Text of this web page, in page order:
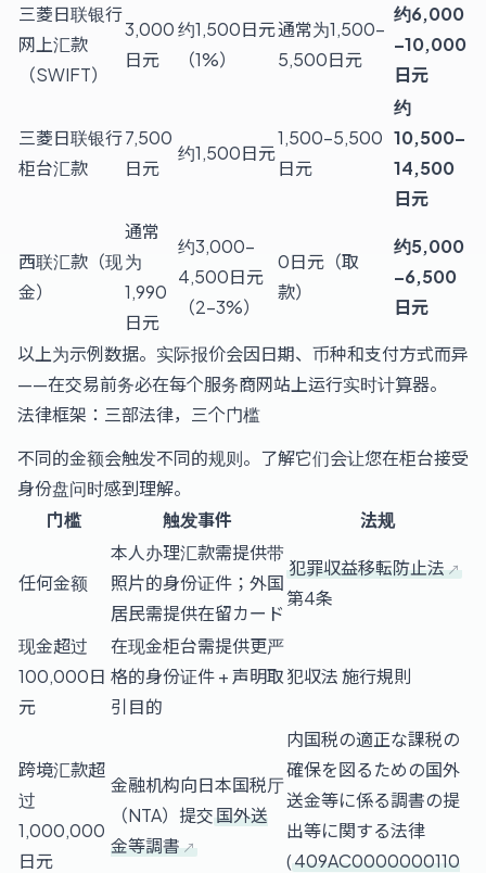
三菱日联银行
网上汇款
（SWIFT）
3,000
日元
约1,500日元
（1%）
通常为1,500–
5,500日元
约6,000
–10,000
日元
三菱日联银行
柜台汇款
7,500
日元
约1,500日元
1,500–5,500
日元
约
10,500–
14,500
日元
西联汇款（现
金）
通常
为
1,990
日元
约3,000–
4,500日元
（2–3%）
0日元（取
款）
约5,000
–6,500
日元
以上为示例数据。实际报价会因日期、币种和支付方式而异
——在交易前务必在每个服务商网站上运行实时计算器。
法律框架：三部法律，三个门槛
不同的金额会触发不同的规则。了解它们会让您在柜台接受
身份盘问时感到理解。
门槛
触发事件 法规
任何金额
本人办理汇款需提供带
照片的身份证件；外国
居民需提供在留カード
犯罪収益移転防止法
第4条
现金超过
100,000日
元
在现金柜台需提供更严
格的身份证件 + 声明取
引目的
犯収法 施行規則
跨境汇款超
过
1,000,000
日元
金融机构向日本国税厅
（NTA）提交国外送
金等調書
内国税の適正な課税の
確保を図るための国外
送金等に係る調書の提
出等に関する法律
(409AC0000000110